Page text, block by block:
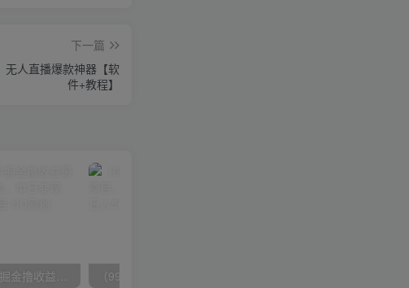
下一篇
无人直播爆款神器【软
件+教程】
（10163期）快手掘金撸收益最新技术，高收益玩法，单日变现500+，小白必备项目